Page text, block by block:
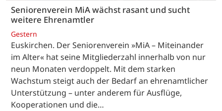
Seniorenverein MiA wächst rasant und sucht
weitere Ehrenamtler
Gestern
Euskirchen. Der Seniorenverein »MiA – Miteinander
im Alter« hat seine Mitgliederzahl innerhalb von nur
neun Monaten verdoppelt. Mit dem starken
Wachstum steigt auch der Bedarf an ehrenamtlicher
Unterstützung – unter anderem für Ausflüge,
Kooperationen und die…